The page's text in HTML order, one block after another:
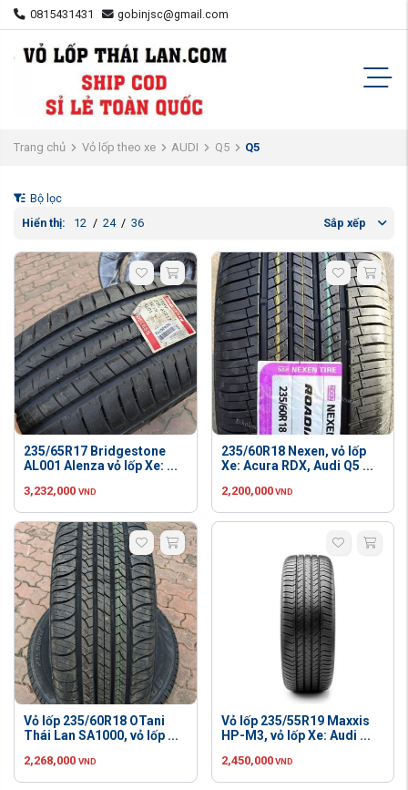
0815431431 gobinjsc@gmail.com
Trang chủ Vỏ lốp theo xe AUDI Q5 Q5
Bộ lọc
Hiển thị:
12 / 24 / 36 Sắp xếp
235/65R17 Bridgestone
AL001 Alenza vỏ lốp Xe: ...
3,232,000 VND
235/60R18 Nexen, vỏ lốp
Xe: Acura RDX, Audi Q5 ...
2,200,000 VND
Vỏ lốp 235/60R18 OTani
Thái Lan SA1000, vỏ lốp ...
2,268,000 VND
Vỏ lốp 235/55R19 Maxxis
HP-M3, vỏ lốp Xe: Audi ...
2,450,000 VND